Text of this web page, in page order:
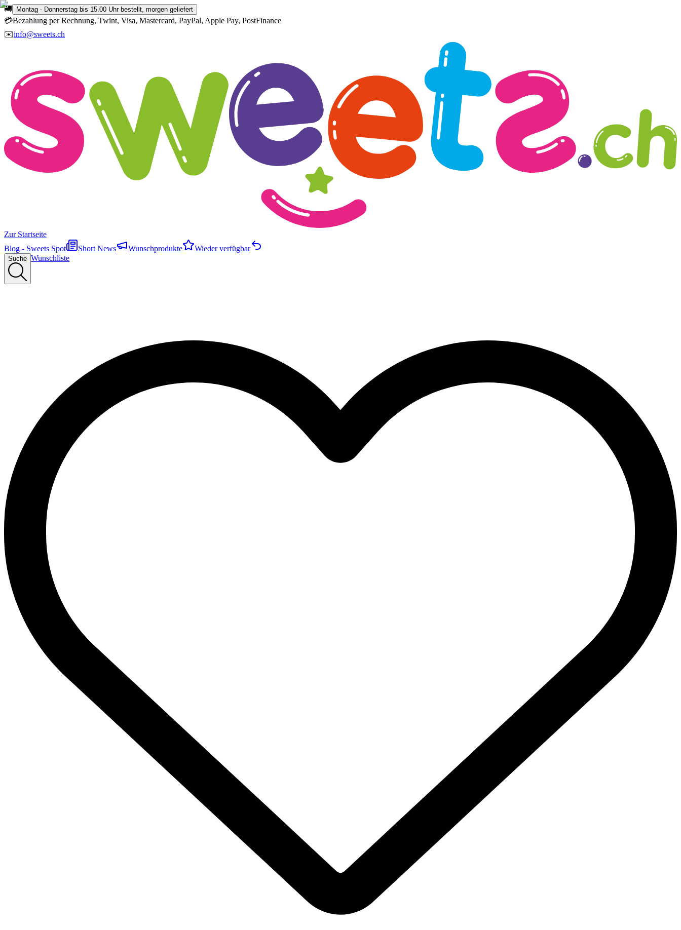
🚚 Montag - Donnerstag bis 15.00 Uhr bestellt, morgen geliefert
💳Bezahlung per Rechnung, Twint, Visa, Mastercard, PayPal, Apple Pay, PostFinance
✉️info@sweets.ch
Zur Startseite
Blog - Sweets Spot
Short News Wunschprodukte Wieder verfügbar
Suche Wunschliste